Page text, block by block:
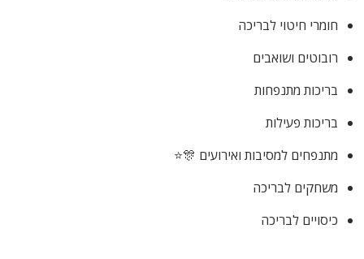
חומרי חיטוי לבריכה
רובוטים ושואבים
בריכות מתנפחות
בריכות פעילות
מתנפחים למסיבות ואירועים 🎊⭐
משחקים לבריכה
כיסויים לבריכה